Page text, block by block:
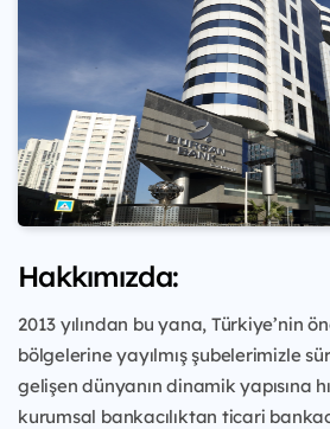
Hakkımızda:
2013 yılından bu yana, Türkiye’nin
bölgelerine yayılmış şubelerimizle
gelişen dünyanın dinamik yapısına
kurumsal bankacılıktan ticari